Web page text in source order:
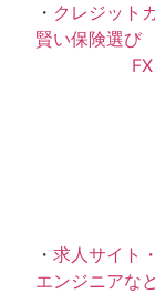
・ クレジット
賢い保険選び
・ 求人サイト
エンジニアな